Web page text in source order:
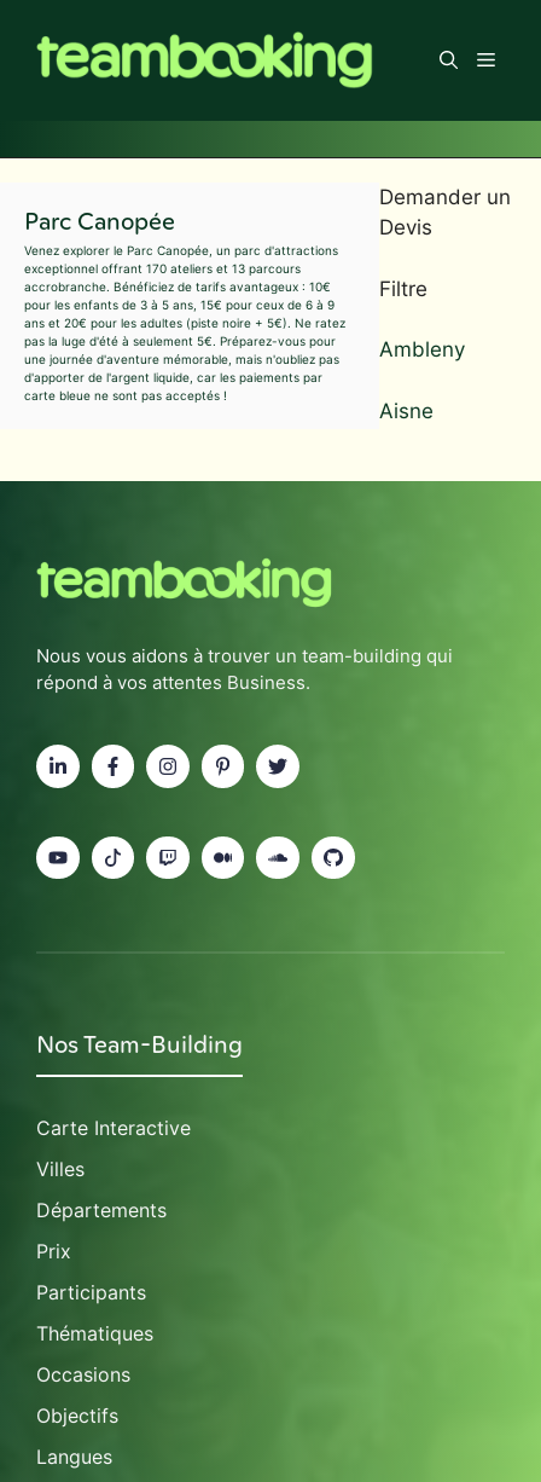
contenu
Menu
Parc Canopée
Venez explorer le Parc Canopée, un parc d'attractions
exceptionnel offrant 170 ateliers et 13 parcours
accrobranche. Bénéficiez de tarifs avantageux : 10€
pour les enfants de 3 à 5 ans, 15€ pour ceux de 6 à 9
ans et 20€ pour les adultes (piste noire + 5€). Ne ratez
pas la luge d'été à seulement 5€. Préparez-vous pour
une journée d'aventure mémorable, mais n'oubliez pas
d'apporter de l'argent liquide, car les paiements par
carte bleue ne sont pas acceptés !
Demander un
Devis
Filtre
Ambleny
Aisne
Nous vous aidons à trouver un team-building qui
répond à vos attentes Business.
Nos Team-Building
Carte Interactive
Villes
Départements
Prix
Participants
Thématiques
Occasions
Objectifs
Langues